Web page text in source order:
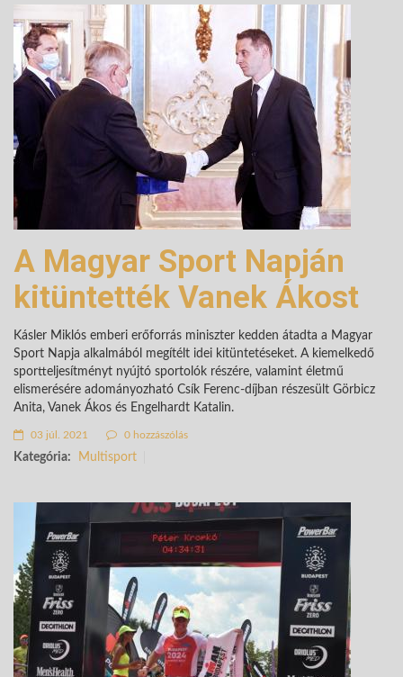
A Magyar Sport Napján
kitüntették Vanek Ákost
Kásler Miklós emberi erőforrás miniszter kedden átadta a Magyar
Sport Napja alkalmából megítélt idei kitüntetéseket. A kiemelkedő
sportteljesítményt nyújtó sportolók részére, valamint életmű
elismerésére adományozható Csík Ferenc-díjban részesült Görbicz
Anita, Vanek Ákos és Engelhardt Katalin.
03 júl. 2021 0 hozzászólás
Kategória: Multisport